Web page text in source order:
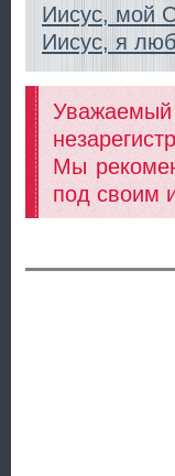
Иисус, мой
Иисус, я
Мы
под своим